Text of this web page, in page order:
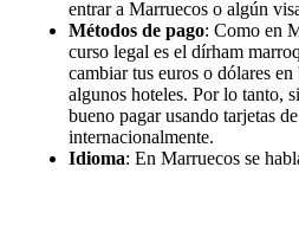
entrar a Marruecos o algún
Métodos de pago: Como en
curso legal es el dírham
cambiar tus euros o dólares
algunos hoteles. Por lo tanto,
bueno pagar usando tarjetas
internacionalmente.
Idioma: En Marruecos se